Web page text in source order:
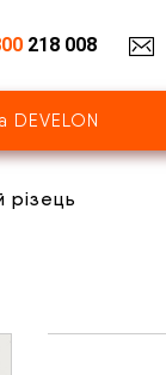
218 008
DEVELON
різець